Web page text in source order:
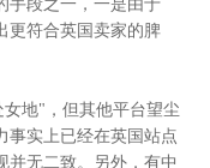
手段之一，一是由于
更符合英国卖家的脾
地"，但其他平台望尘
事实上已经在英国站点
并无二致。另外，有中